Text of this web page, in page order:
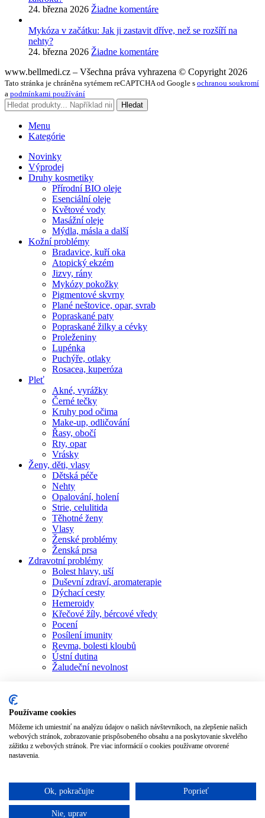
24. března 2026 Žiadne komentáre
Mykóza v začátku: Jak ji zastavit dříve, než se rozšíří na
nehty?
24. března 2026 Žiadne komentáre
www.bellmedi.cz – Všechna práva vyhrazena © Copyright 2026
Tato stránka je chráněna sytémem reCAPTCHA od Google s ochranou soukromí
a podmínkami používání
Hledat
Menu
Kategórie
Novinky
Výprodej
Druhy kosmetiky
Přírodní BIO oleje
Esenciální oleje
Květové vody
Masážní oleje
Mýdla, másla a další
Kožní problémy
Bradavice, kuří oka
Atopický ekzém
Jizvy, rány
Mykózy pokožky
Pigmentové skvrny
Plané neštovice, opar, svrab
Popraskané paty
Popraskané žilky a cévky
Proleženiny
Lupénka
Puchýře, otlaky
Rosacea, kuperóza
Pleť
Akné, vyrážky
Černé tečky
Kruhy pod očima
Make-up, odličování
Řasy, obočí
Rty, opar
Vrásky
Ženy, děti, vlasy
Dětská péče
Nehty
Opalování, holení
Strie, celulitida
Těhotné ženy
Vlasy
Ženské problémy
Ženská prsa
Zdravotní problémy
Bolest hlavy, uší
Duševní zdraví, aromaterapie
Dýchací cesty
Hemeroidy
Křečové žíly, bércové vředy
Pocení
Posílení imunity
Revma, bolesti kloubů
Ústní dutina
Žaludeční nevolnost
Recenze
Přihlášení / Registrace
Košík
Zavřít
Saflorový olej
Používame cookies
Môžeme ich umiestniť na analýzu údajov o našich návštevníkoch, na zlepšenie našich
webových stránok, zobrazovanie prispôsobeného obsahu a na poskytovanie skvelého
zážitku z webových stránok. Pre viac informácií o cookies používame otvorené
nastavenia.
Ok, pokračujte Poprieť
Nie, uprav